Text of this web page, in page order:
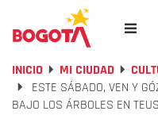
INICIO MI CIUDAD
ESTE SÁBADO, VEN Y
BAJO LOS ÁRBOLES EN